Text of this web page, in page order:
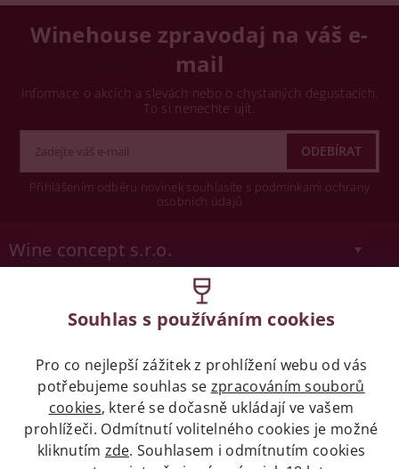
Winehouse zpravodaj na váš e-
mail
Informace o akcích a slevách nebo o chystaných degustacích.
To si nenechte ujít.
Přihlášením odběru novinek souhlasíte s podmínkami ochrany
osobních údajů
Wine concept s.r.o.
mladších 18 let.
Naše služby
Vše o nákupu
Souhlas s používáním cookies
Pro co nejlepší zážitek z prohlížení webu od vás
potřebujeme souhlas se zpracováním souborů
cookies, které se dočasně ukládají ve vašem
prohlížeči. Odmítnutí volitelného cookies je možné
kliknutím zde. Souhlasem i odmítnutím cookies